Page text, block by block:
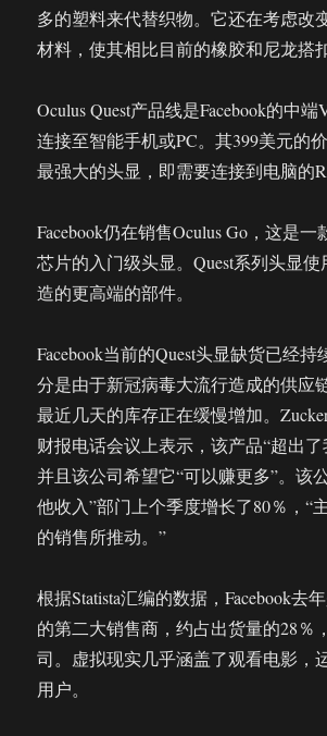
多的塑料来代替织物。它还在考虑改
材料，使其相比目前的橡胶和尼龙搭
Oculus Quest产品线是Facebook的中
连接至智能手机或PC。其399美元的
最强大的头显，即需要连接到电脑的
Facebook仍在销售Oculus Go，这是
芯片的入门级头显。Quest系列头显
造的更高端的部件。
Facebook当前的Quest头显缺货已经
分是由于新冠病毒大流行造成的供应
最近几天的库存正在缓慢增加。
财报电话会议上表示，该产品“超出了
并且该公司希望它“可以赚更多”。该
他收入”部门上个季度增长了80％，“
的销售所推动。”
根据Statista汇编的数据，Facebook去
的第二大销售商，约占出货量的28％
司。虚拟现实几乎涵盖了观看电影，
用户。